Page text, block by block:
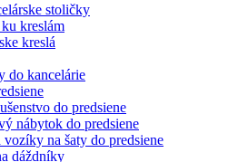
stoličky
kreslám
kreslá
do kancelárie
do predsiene
nábytok do predsiene
vozíky na šaty do predsiene
dáždníky